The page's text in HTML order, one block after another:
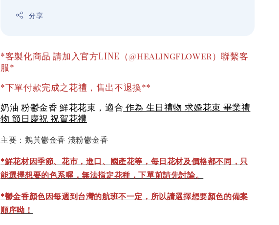
分享
*客製化商品 請加入官方LINE（@healingflower）聯繫客
服*
*下單付款完成之花禮，售出不退換**
奶油 粉鬱金香 鮮花花束，適合 作為 生日禮物 求婚花束 畢業禮
物 節日慶祝 祝賀花禮
主要：鵝黃鬱金香 淺粉鬱金香
*鮮花材因季節、花市，進口、國產花等，每日花材及價格都不同，只
能選擇想要的色系喔，無法指定花種，下單前請先討論。
*鬱金香顏色因每週到台灣的航班不一定，所以請選擇想要顏色的備案
順序呦！